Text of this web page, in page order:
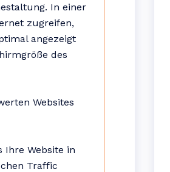
In einer
zugreifen,
angezeigt
des
Websites
Ihre Website in
Traffic